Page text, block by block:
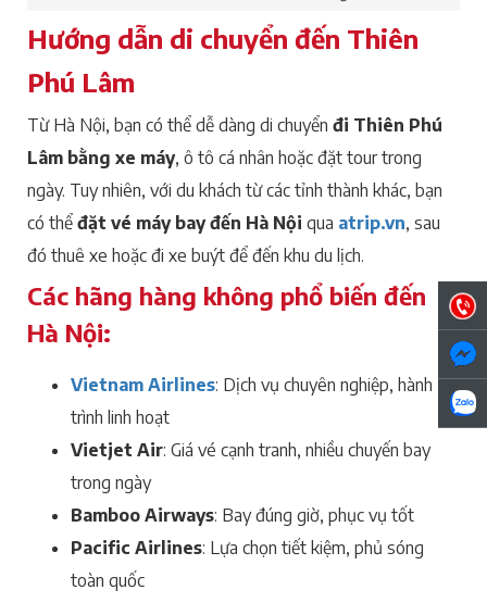
Hướng dẫn di chuyển đến Thiên
Phú Lâm
Từ Hà Nội, bạn có thể dễ dàng di chuyển đi Thiên Phú
Lâm bằng xe máy, ô tô cá nhân hoặc đặt tour trong
ngày. Tuy nhiên, với du khách từ các tỉnh thành khác, bạn
có thể đặt vé máy bay đến Hà Nội qua atrip.vn, sau
đó thuê xe hoặc đi xe buýt để đến khu du lịch.
Các hãng hàng không phổ biến đến
Hà Nội:
Vietnam Airlines: Dịch vụ chuyên nghiệp, hành
trình linh hoạt
Vietjet Air: Giá vé cạnh tranh, nhiều chuyến bay
trong ngày
Bamboo Airways: Bay đúng giờ, phục vụ tốt
Pacific Airlines: Lựa chọn tiết kiệm, phủ sóng
toàn quốc